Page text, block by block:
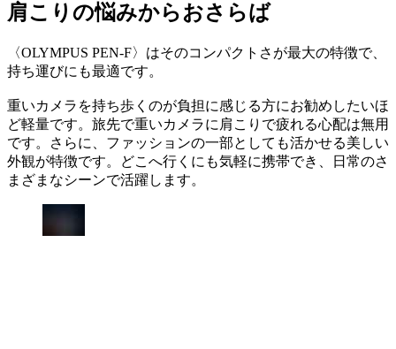
肩こりの悩みからおさらば
〈OLYMPUS PEN-F〉はそのコンパクトさが最大の特徴で、
持ち運びにも最適です。
重いカメラを持ち歩くのが負担に感じる方にお勧めしたいほ
ど軽量です。旅先で重いカメラに肩こりで疲れる心配は無用
です。さらに、ファッションの一部としても活かせる美しい
外観が特徴です。どこへ行くにも気軽に携帯でき、日常のさ
まざまなシーンで活躍します。